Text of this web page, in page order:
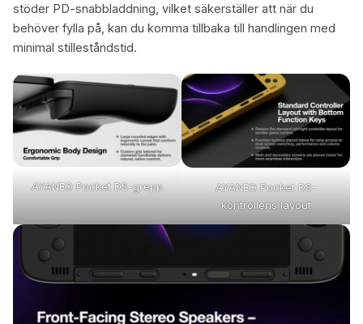
stöder PD-snabbladdning, vilket säkerställer att när du
behöver fylla på, kan du komma tillbaka till handlingen med
minimal stilleståndstid.
AYANEO Pocket DS-grepp
AYANEO Pocket DS-
kontrollens layout